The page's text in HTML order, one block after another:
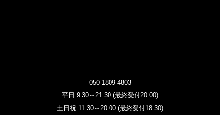
050-1809-4803
平日 9:30～21:30 (最終受付20:00)
土日祝 11:30～20:00 (最終受付18:30)